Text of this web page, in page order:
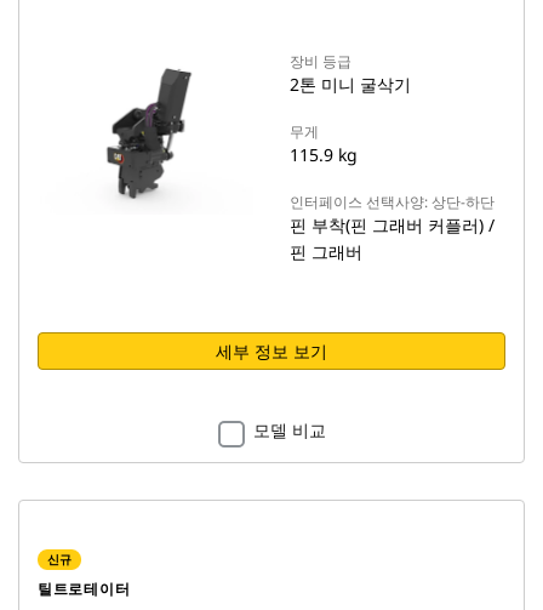
장비 등급
2톤 미니 굴삭기
무게
115.9 kg
인터페이스 선택사양: 상단-하단
핀 부착(핀 그래버 커플러) /
핀 그래버
세부 정보 보기
모델 비교
신규
틸트로테이터